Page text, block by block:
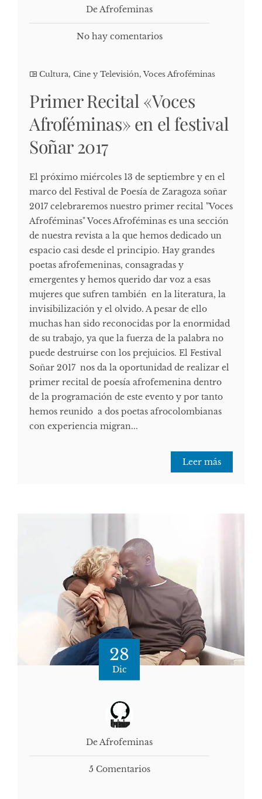
De Afrofeminas
No hay comentarios
Cultura, Cine y Televisión,Voces Afroféminas
Primer Recital «Voces
Afroféminas» en el festival
Soñar 2017
El próximo miércoles 13 de septiembre y en el
marco del Festival de Poesía de Zaragoza soñar
2017 celebraremos nuestro primer recital "Voces
Afroféminas" Voces Afroféminas es una sección
de nuestra revista a la que hemos dedicado un
espacio casi desde el principio. Hay grandes
poetas afrofemeninas, consagradas y
emergentes y hemos querido dar voz a esas
mujeres que sufren también en la literatura, la
invisibilización y el olvido. A pesar de ello
muchas han sido reconocidas por la enormidad
de su trabajo, ya que la fuerza de la palabra no
puede destruirse con los prejuicios. El Festival
Soñar 2017 nos da la oportunidad de realizar el
primer recital de poesía afrofemenina dentro
de la programación de este evento y por tanto
hemos reunido a dos poetas afrocolombianas
con experiencia migran...
Leer más
28
Dic
De Afrofeminas
5 Comentarios